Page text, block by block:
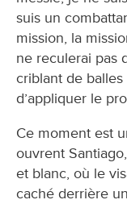
suis un
mission, la
ne reculerai pas
criblant de balles
d’appliquer le
Ce moment est
ouvrent
et blanc, où le
caché derrière